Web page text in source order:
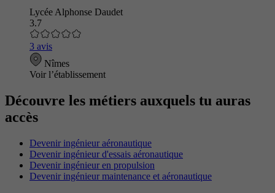
Lycée Alphonse Daudet
3.7
3 avis
Nîmes
Voir l’établissement
Découvre les métiers auxquels tu auras
accès
Devenir ingénieur aéronautique
Devenir ingénieur d'essais aéronautique
Devenir ingénieur en propulsion
Devenir ingénieur maintenance et aéronautique